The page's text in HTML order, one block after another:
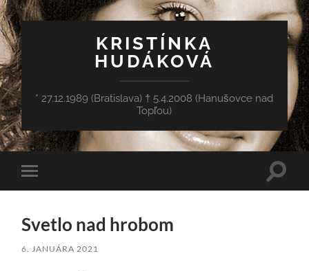
KRISTÍNKA
HUDÁKOVÁ
* 27.12.1989 (Bratislava) † 5.4.2008 (Hanušovce nad
Topľou)
Toggle
mobile
Toggle
Svetlo nad hrobom
6. JANUÁRA 2021